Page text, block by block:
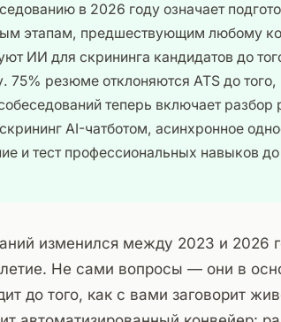
в 2026 году означает
этапам, предшествующим любому
ИИ для скрининга кандидатов до
75% резюме отклоняются ATS до того,
теперь включает разбор
AI-чатботом, асинхронное
и тест профессиональных навыков
изменился между 2023 и 2026
Не сами вопросы — они в
до того, как с вами заговорит